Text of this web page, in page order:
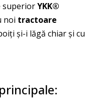
superiorYKK®
noi tractoare
și-i lăgă chiar și cu